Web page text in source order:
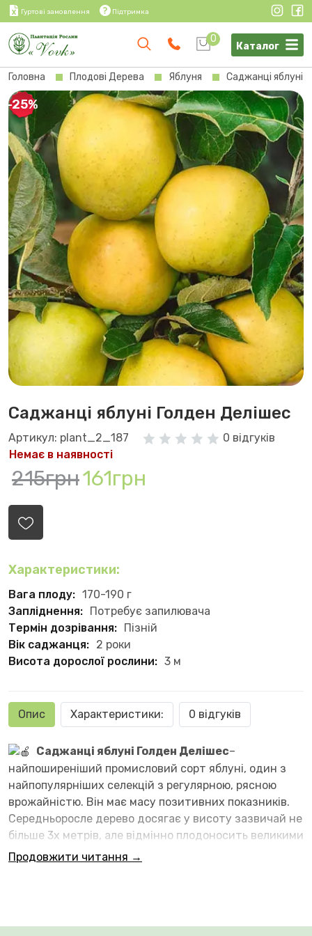
Гуртові замовлення Підтримка
0
Каталог
Головна Плодові Дерева Яблуня Саджанці яблуні
-25%
Саджанці яблуні Голден Делішес
Артикул: plant_2_187
0 відгуків
Немає в наявності
215грн161грн
Характеристики:
Вага плоду: 170-190 г
Запліднення: Потребує запилювача
Термін дозрівання: Пізній
Вік саджанця: 2 роки
Висота дорослої рослини: 3 м
Опис Характеристики: 0 відгуків
Саджанці яблуні Голден Делішес–
найпоширеніший промисловий сорт яблуні, один з
найпопулярніших селекцій з регулярною, рясною
врожайністю. Він має масу позитивних показників.
Середньоросле дерево досягає у висоту зазвичай не
більше 3х метрів, але відмінно плодоносить великими
яблуками. Золотисто-жовті зрілі плоди можна
Продовжити читання →